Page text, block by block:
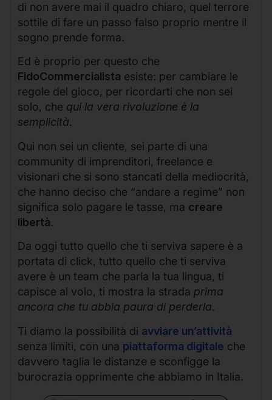
di non avere mai il quadro chiaro, quel terrore
sottile di fare un passo falso proprio mentre il
sogno prende forma.
Ed è proprio per questo che
FidoCommercialista esiste: per cambiare le
regole del gioco, per ricordarti che non sei
solo, che qui la vera rivoluzione è la
semplicità.
Qui non sei un cliente, sei parte di una
community di imprenditori, freelance e
visionari che si sono stancati della mediocrità,
che hanno deciso che “andare a regime” non
significa solo pagare le tasse, ma creare
libertà.
Da oggi tutto quello che ti serviva sapere è a
portata di click, tutto quello che ti serviva
avere è un team che parla la tua lingua, ti
capisce al volo, ti mostra la strada prima
ancora che tu abbia paura di perderla.
Ti diamo la possibilità di avviare un’attività
senza limiti, con una piattaforma digitale che
davvero taglia le distanze e sconfigge la
burocrazia opprimente che abbiamo in Italia.